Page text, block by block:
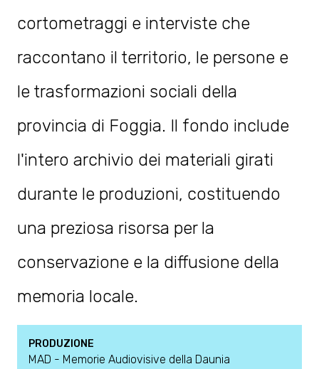
cortometraggi e interviste che
raccontano il territorio, le persone e
le trasformazioni sociali della
provincia di Foggia. Il fondo include
l'intero archivio dei materiali girati
durante le produzioni, costituendo
una preziosa risorsa per la
conservazione e la diffusione della
memoria locale.
PRODUZIONE
MAD - Memorie Audiovisive della Daunia